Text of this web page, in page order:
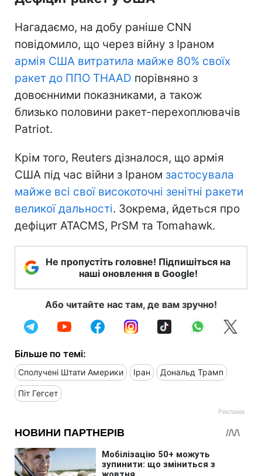
Нагадаємо, на добу раніше CNN
повідомило, що через війну з Іраном
армія США витратила майже 80% своїх
ракет до ППО THAAD порівняно з
довоєнними показниками, а також
близько половини ракет-перехоплювачів
Patriot.
Крім того, Reuters дізналося, що армія
США під час війни з Іраном застосувала
майже всі свої високоточні зенітні ракети
великої дальності. Зокрема, йдеться про
дефіцит ATACMS, PrSM та Tomahawk.
Не пропустіть головне! Підпишіться на
наші оновлення в Google!
Або читайте нас там, де вам зручно!
Більше по темі:
Сполучені Штати Америки Іран Дональд Трамп
Піт Гегсет